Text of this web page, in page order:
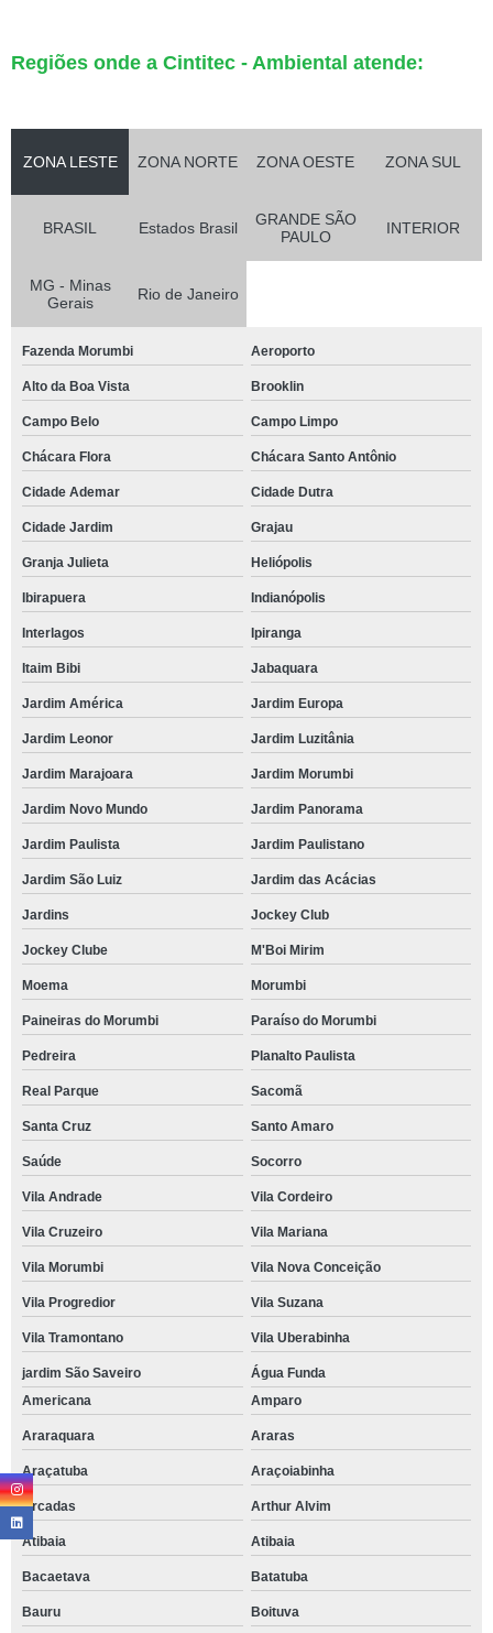
Regiões onde a Cintitec - Ambiental atende:
ZONA LESTE ZONA NORTE ZONA OESTE ZONA SUL
BRASIL Estados Brasil
GRANDE SÃO
PAULO
INTERIOR
MG - Minas
Gerais
Rio de Janeiro
Fazenda Morumbi Aeroporto
Alto da Boa Vista Brooklin
Campo Belo Campo Limpo
Chácara Flora Chácara Santo Antônio
Cidade Ademar Cidade Dutra
Cidade Jardim Grajau
Granja Julieta Heliópolis
Ibirapuera Indianópolis
Interlagos Ipiranga
Itaim Bibi Jabaquara
Jardim América Jardim Europa
Jardim Leonor Jardim Luzitânia
Jardim Marajoara Jardim Morumbi
Jardim Novo Mundo Jardim Panorama
Jardim Paulista Jardim Paulistano
Jardim São Luiz Jardim das Acácias
Jardins Jockey Club
Jockey Clube M'Boi Mirim
Moema Morumbi
Paineiras do Morumbi Paraíso do Morumbi
Pedreira Planalto Paulista
Real Parque Sacomã
Santa Cruz Santo Amaro
Saúde Socorro
Vila Andrade Vila Cordeiro
Vila Cruzeiro Vila Mariana
Vila Morumbi Vila Nova Conceição
Vila Progredior Vila Suzana
Vila Tramontano Vila Uberabinha
jardim São Saveiro
Água Funda
Americana
Amparo
Araraquara Araras
Araçatuba Araçoiabinha
Arcadas Arthur Alvim
Atibaia Atibaia
Bacaetava Batatuba
Bauru Boituva